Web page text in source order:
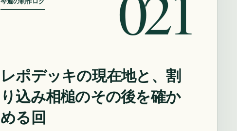
レポデッキの現在地と、割
り込み相槌のその後を確か
める回